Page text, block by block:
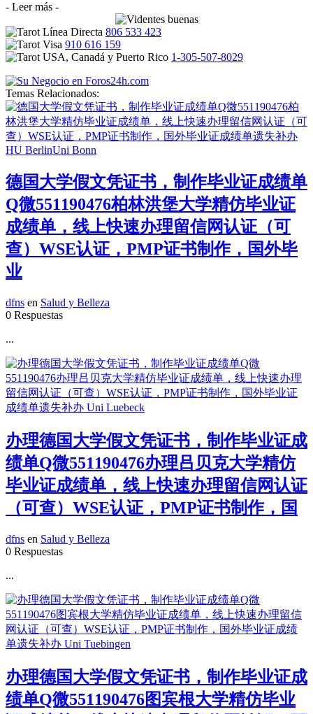
- Leer más -
806 533 423
910 616 159
1-305-507-8029
Temas Relacionados:
德国大学假文凭证书，制作毕业证成绩单
Q微551190476柏林洪堡大学精仿毕业证
成绩单，线上快速办理留信网认证（可
查）WSE认证，PMP证书制作，国外毕
业
dfns en Salud y Belleza
0 Respuestas
...
办理德国大学假文凭证书，制作毕业证成
绩单Q微551190476办理吕贝克大学精仿
毕业证成绩单，线上快速办理留信网认证
（可查）WSE认证，PMP证书制作，国
dfns en Salud y Belleza
0 Respuestas
...
办理德国大学假文凭证书，制作毕业证成
绩单Q微551190476图宾根大学精仿毕业